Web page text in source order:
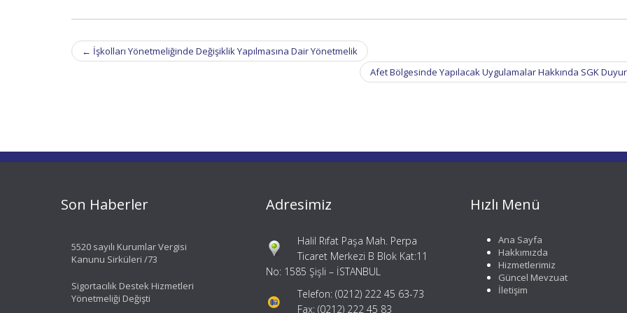
Post
navigation
← İşkolları Yönetmeliğinde Değişiklik Yapılmasına Dair Yönetmelik
Afet Bölgesinde Yapılacak Uygulamalar Hakkında SGK
Son Haberler
5520 sayılı Kurumlar Vergisi
Kanunu Sirküleri /73
Sigortacılık Destek Hizmetleri
Yönetmeliği Değişti
Adresimiz
Halil Rıfat Paşa Mah. Perpa
Ticaret Merkezi B Blok Kat:11
No: 1585 Şişli – İSTANBUL
Telefon: (0212) 222 45 63-73
Fax: (0212) 222 45 83
Hızlı Menü
Ana Sayfa
Hakkımızda
Hizmetlerimiz
Güncel Mevzuat
İletişim